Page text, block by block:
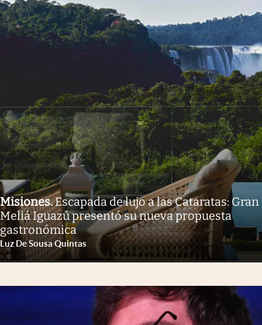
Misiones.Escapada de lujo a las Cataratas: Gran
Meliá Iguazú presentó su nueva propuesta
gastronómica
Luz De Sousa Quintas